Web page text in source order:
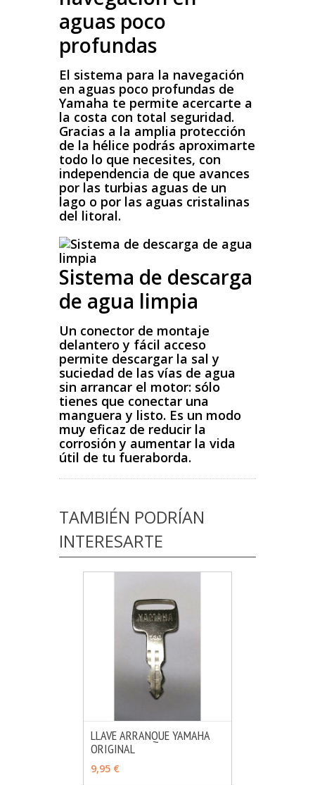
aguas poco
profundas
El sistema para la navegación
en aguas poco profundas de
Yamaha te permite acercarte a
la costa con total seguridad.
Gracias a la amplia protección
de la hélice podrás aproximarte
todo lo que necesites, con
independencia de que avances
por las turbias aguas de un
lago o por las aguas cristalinas
del litoral.
Sistema de descarga
de agua limpia
Un conector de montaje
delantero y fácil acceso
permite descargar la sal y
suciedad de las vías de agua
sin arrancar el motor: sólo
tienes que conectar una
manguera y listo. Es un modo
muy eficaz de reducir la
corrosión y aumentar la vida
útil de tu fueraborda.
TAMBIÉN PODRÍAN
INTERESARTE
VER OPCIONES
LLAVE ARRANQUE YAMAHA
ORIGINAL
9,95 €